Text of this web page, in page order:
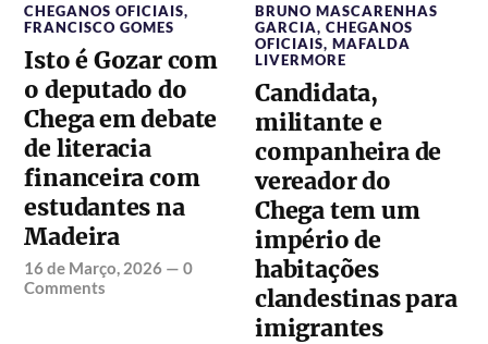
CHEGANOS OFICIAIS,
FRANCISCO GOMES
Isto é Gozar com
o deputado do
Chega em debate
de literacia
financeira com
estudantes na
Madeira
16 de Março, 2026 —0
Comments
BRUNO MASCARENHAS
GARCIA,CHEGANOS
OFICIAIS,MAFALDA
LIVERMORE
Candidata,
militante e
companheira de
vereador do
Chega tem um
império de
habitações
clandestinas para
imigrantes